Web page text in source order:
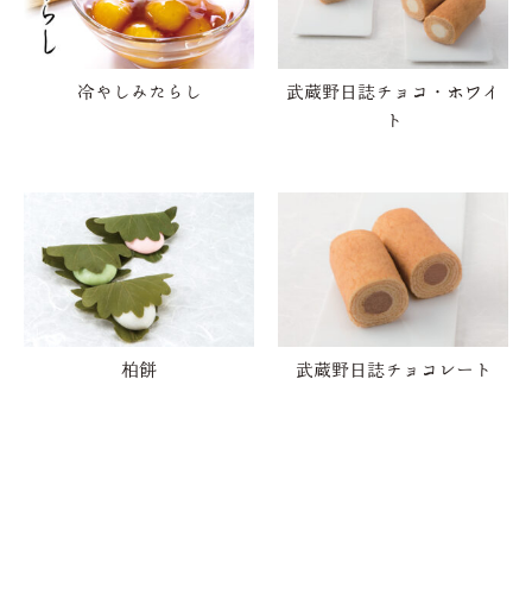
冷やしみたらし
武蔵野日誌チョコ・ホワイ
ト
柏餅 武蔵野日誌チョコレート